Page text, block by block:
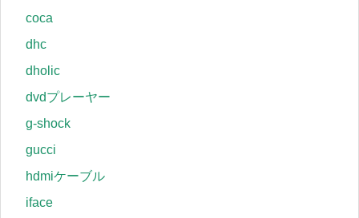
coca
dhc
dholic
dvdプレーヤー
g-shock
gucci
hdmiケーブル
iface